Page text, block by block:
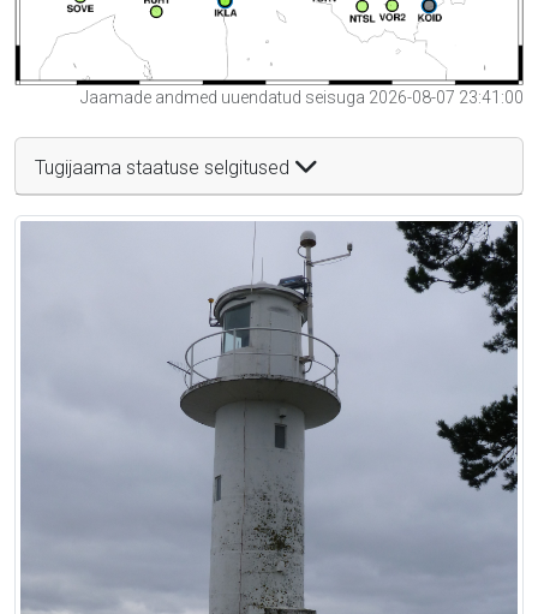
Jaamade andmed uuendatud seisuga 2026-08-07 23:41:00
Tugijaama staatuse selgitused